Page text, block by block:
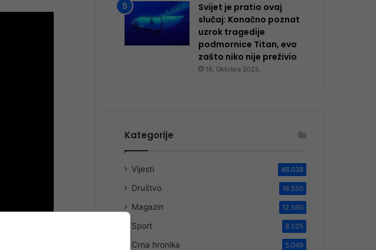
u
Svijet je pratio ovaj
slučaj: Konačno poznat
uzrok tragedije
podmornice Titan, evo
zašto niko nije preživio
16. Oktobra 2025.
Kategorije
Vijesti 46.038
Društvo 18.550
Magazin 12.560
Sport 8.525
Crna hronika 5.049